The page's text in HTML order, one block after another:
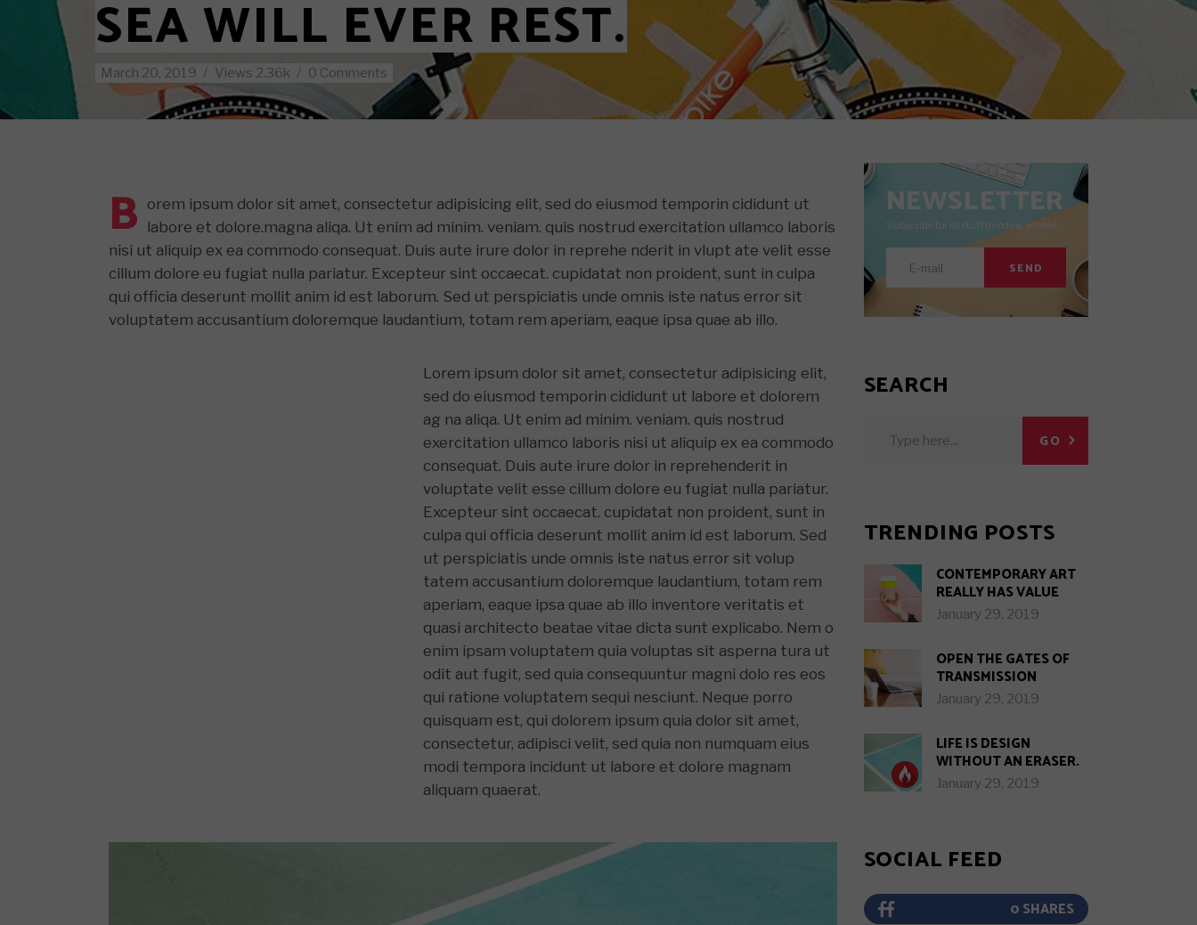
Gallery
Quote
Layout 6
Masonry Layout
Video Layout 1
Hot Posts
Trending Posts
Search Results
SEA WILL EVER REST.
March 20, 2019 Views 2.36k 0 Comments
B orem ipsum dolor sit amet, consectetur adipisicing elit, sed do eiusmod temporin cididunt ut
labore et dolore.magna aliqa. Ut enim ad minim. veniam. quis nostrud exercitation ullamco laboris
nisi ut aliquip ex ea commodo consequat. Duis aute irure dolor in reprehe nderit in vlupt ate velit esse
cillum dolore eu fugiat nulla pariatur. Excepteur sint occaecat. cupidatat non proident, sunt in culpa
qui officia deserunt mollit anim id est laborum. Sed ut perspiciatis unde omnis iste natus error sit
voluptatem accusantium doloremque laudantium, totam rem aperiam, eaque ipsa quae ab illo.
Lorem ipsum dolor sit amet, consectetur adipisicing elit,
sed do eiusmod temporin cididunt ut labore et dolorem
ag na aliqa. Ut enim ad minim. veniam. quis nostrud
exercitation ullamco laboris nisi ut aliquip ex ea commodo
consequat. Duis aute irure dolor in reprehenderit in
voluptate velit esse cillum dolore eu fugiat nulla pariatur.
Excepteur sint occaecat. cupidatat non proident, sunt in
culpa qui officia deserunt mollit anim id est laborum. Sed
ut perspiciatis unde omnis iste natus error sit volup
tatem accusantium doloremque laudantium, totam rem
aperiam, eaque ipsa quae ab illo inventore veritatis et
quasi architecto beatae vitae dicta sunt explicabo. Nem o
enim ipsam voluptatem quia voluptas sit asperna tura ut
odit aut fugit, sed quia consequuntur magni dolo res eos
qui ratione voluptatem sequi nesciunt. Neque porro
quisquam est, qui dolorem ipsum quia dolor sit amet,
consectetur, adipisci velit, sed quia non numquam eius
modi tempora incidunt ut labore et dolore magnam
aliquam quaerat.
NEWSLETTER
Subscribe for all stuff trending related.
SEND
SEARCH
GO
TRENDING POSTS
CONTEMPORARY ART
REALLY HAS VALUE
January 29, 2019
OPEN THE GATES OF
TRANSMISSION
January 29, 2019
LIFE IS DESIGN
WITHOUT AN ERASER.
January 29, 2019
SOCIAL FEED
0